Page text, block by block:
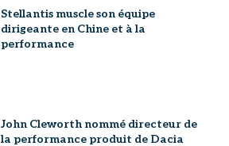
Stellantis muscle son équipe
dirigeante en Chine et à la
performance
John Cleworth nommé directeur de
la performance produit de Dacia